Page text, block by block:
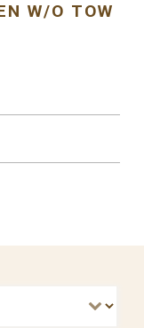
W/O TOW